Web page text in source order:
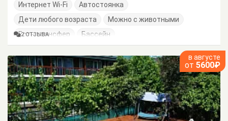
Интернет Wi-Fi
Автостоянка
Дети любого возраста
Можно с животными
Есть трансфер
Бассейн
2 ОТЗЫВА
в августе
от 5600₽